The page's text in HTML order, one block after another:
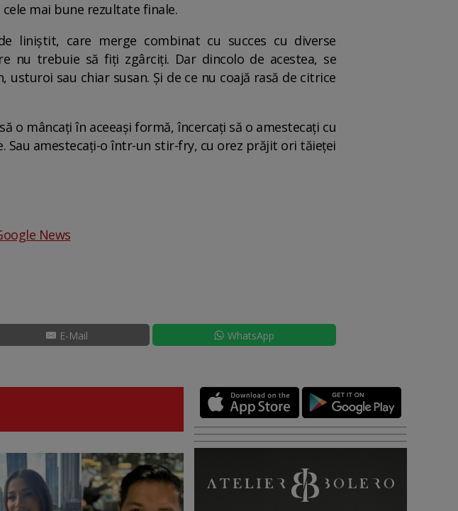
mai bune rezultate finale.
liniștit, care merge combinat cu succes cu diverse
nu trebuie să fiți zgârciți. Dar dincolo de acestea, se
sau chiar susan. Și de ce nu coajă rasă de citrice
o mâncați în aceeași formă, încercați să o amestecați cu
Sau amestecați-o într-un stir-fry, cu orez prăjit ori tăieței
News
E-Mail WhatsApp